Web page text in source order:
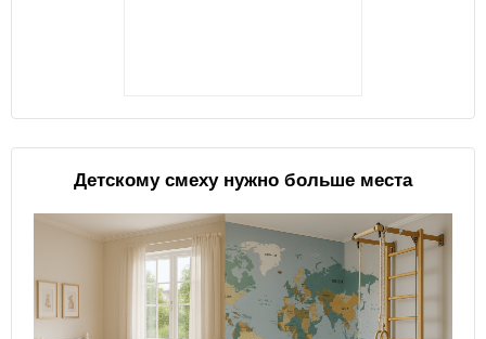
Детскому смеху нужно больше места